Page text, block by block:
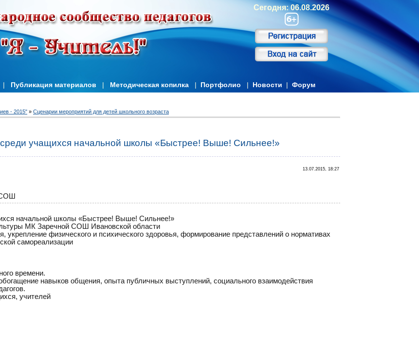
Сегодня: 06.08.2026
| Публикация материалов | Методическая копилка | Портфолио | Новости | Форум
- 2015" » Сценарии мероприятий для детей школьного возраста
среди учащихся начальной школы «Быстрее! Выше! Сильнее!»
13.07.2015, 18:27
начальной школы «Быстрее! Выше! Сильнее!»
МК Заречной СОШ Ивановской области
укрепление физического и психического здоровья, формирование представлений о нормативах
самореализации
времени.
навыков общения, опыта публичных выступлений, социального взаимодействия
учителей